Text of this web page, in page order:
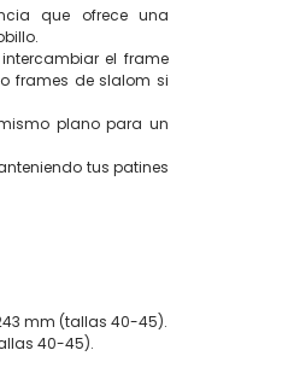
que ofrece una
el frame
frames de slalom si
plano para un
tus patines
mm (tallas 40-45).
40-45).